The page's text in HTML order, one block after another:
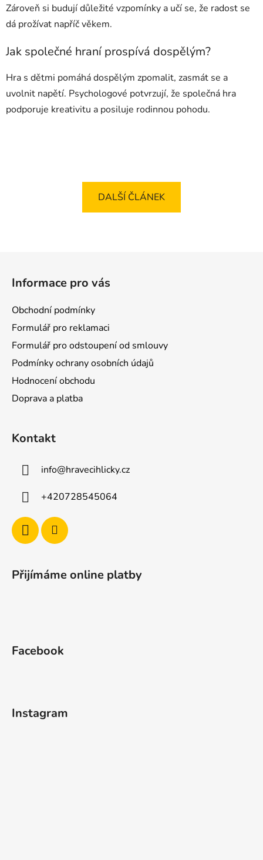
Zároveň si budují důležité vzpomínky a učí se, že radost se
dá prožívat napříč věkem.
Jak společné hraní prospívá dospělým?
Hra s dětmi pomáhá dospělým zpomalit, zasmát se a
uvolnit napětí. Psychologové potvrzují, že společná hra
podporuje kreativitu a posiluje rodinnou pohodu.
DALŠÍ ČLÁNEK
Informace pro vás
Obchodní podmínky
Formulář pro reklamaci
Formulář pro odstoupení od smlouvy
Podmínky ochrany osobních údajů
Hodnocení obchodu
Doprava a platba
Kontakt
info@hravecihlicky.cz
+420728545064
Přijímáme online platby
Facebook
Instagram